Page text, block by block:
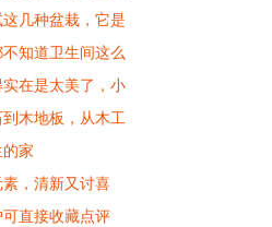
几种盆栽，它是
知道卫生间这么
在是太美了，小
木地板，从木工
家
，清新又讨喜
直接收藏点评